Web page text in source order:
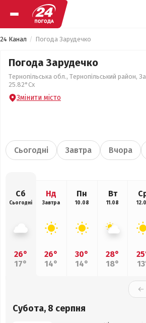
24 Канал Погода Зарудечко
Погода Зарудечко
Тернопільська обл., Тернопільський район,
25.82°Сх
Змінити місто
Сьогодні Завтра Вчора
Сб
Сьогодні
26°
17°
Нд
Завтра
26°
14°
Пн
10.08
30°
14°
Вт
11.08
28°
18°
Субота, 8 серпня